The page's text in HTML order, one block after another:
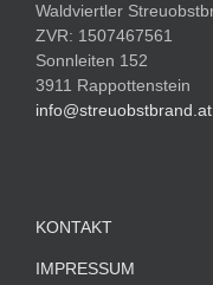
Waldviertler
ZVR: 1507467561
Sonnleiten 152
3911 Rappottenstein
info@streuobstbrand.at
KONTAKT
IMPRESSUM